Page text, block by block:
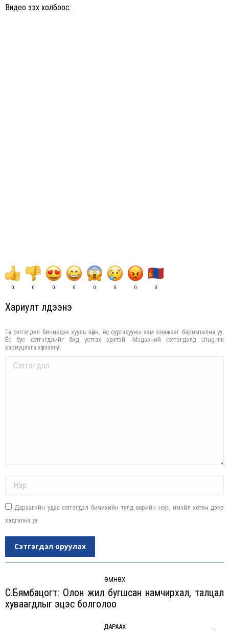
Видео үзэх холбоос:
0 0 0 0 0 0 0 0
Хариулт үлдээнэ үү
Та сэтгэгдэл бичихдээ хууль зүйн, ёс суртахууны хэм хэмжээг баримтална уу.
Ёс бус сэтгэгдлийг бид устгах эрхтэй. Мэдээний сэтгэгдэлд Urug.mn
хариуцлага хүлээхгүй.
Comment
Дараагийн удаа сэтгэгдэл бичихийн тулд өөрийн нэр, имэйл хөтөч дээр
хадгална уу.
Сэтгэгдэл оруулах
ӨМНӨХ
Previous
С.Бямбацогт: Олон жил бугшсан намчирхал, талцал
хуваагдлыг эцэс болголоо
ДАРААХ